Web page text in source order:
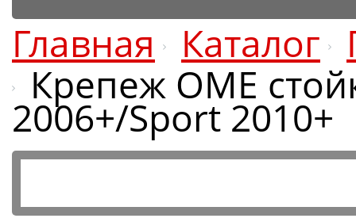
Главная Каталог
Крепеж OME
2006+/Sport 2010+